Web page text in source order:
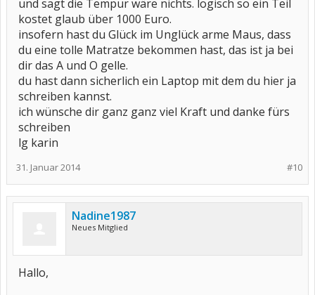
und sagt die Tempur wäre nichts. logisch so ein Teil
kostet glaub über 1000 Euro.
insofern hast du Glück im Unglück arme Maus, dass
du eine tolle Matratze bekommen hast, das ist ja bei
dir das A und O gelle.
du hast dann sicherlich ein Laptop mit dem du hier ja
schreiben kannst.
ich wünsche dir ganz ganz viel Kraft und danke fürs
schreiben
lg karin
#10
31. Januar 2014
Nadine1987
Neues Mitglied
Hallo,